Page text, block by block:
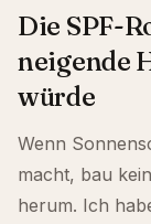
Die SPF-
neigende
würde
Wenn
macht, bau
herum. Ich